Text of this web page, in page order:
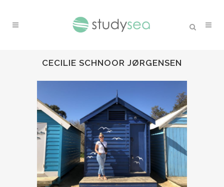
CECILIE SCHNOOR JØRGENSEN